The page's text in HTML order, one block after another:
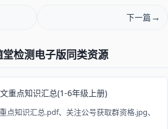
下一篇
检测电子版同类资源
重点知识汇总(1-6年级上册)
点知识汇总.pdf、关注公号获取群资格.jpg、